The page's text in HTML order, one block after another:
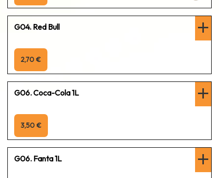
G04. Red Bull
2,70 €
G06. Coca-Cola 1L
3,50 €
G06. Fanta 1L